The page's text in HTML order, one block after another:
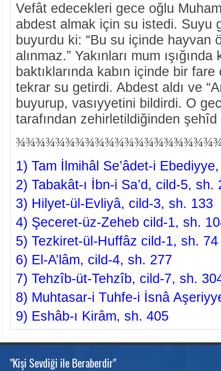
Vefât edecekleri gece oğlu
abdest almak için su istedi. Suyu
buyurdu ki: “Bu su içinde hayvan
alınmaz.” Yakınları mum
baktıklarında kabın içinde bir
tekrar su getirdi. Abdest aldı ve
buyurup, vasıyyetini bildirdi. O
tarafından zehirletildiğinden
1) Tam İlmihâl Se’âdet-i
2) Tabakât-ı İbn-i Sa’d, cild-5, sh.
3) Hilyet-ül-Evliyâ, cild-3, sh. 133
4) Şeceret-üz-Zeheb cild-1, sh.
5) Tezkiret-ül-Huffâz cild-1, sh. 74
6) El-A’lâm, cild-4, sh. 277
7) Tehzîb-üt-Tehzîb, cild-7, sh.
8) Muhtasar-i Tuhfe-i İsnâ
9) Eshâb-ı Kirâm, sh. 405
"Kişi Sevdiği ile Beraberdir"